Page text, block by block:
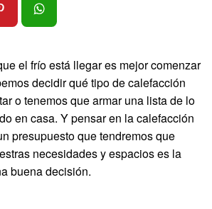
el frío está llegar es mejor comenzar
decidir qué tipo de calefacción
o tenemos que armar una lista de lo
en casa. Y pensar en la calefacción
presupuesto que tendremos que
necesidades y espacios es la
buena decisión.